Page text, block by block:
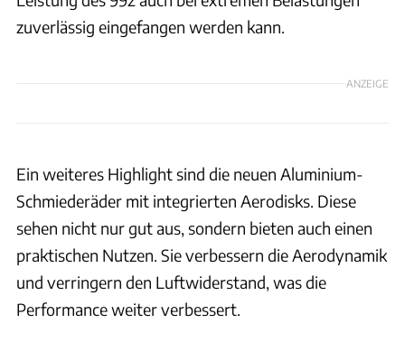
zuverlässig eingefangen werden kann.
ANZEIGE
Ein weiteres Highlight sind die neuen Aluminium-
Schmiederäder mit integrierten Aerodisks. Diese
sehen nicht nur gut aus, sondern bieten auch einen
praktischen Nutzen. Sie verbessern die Aerodynamik
und verringern den Luftwiderstand, was die
Performance weiter verbessert.